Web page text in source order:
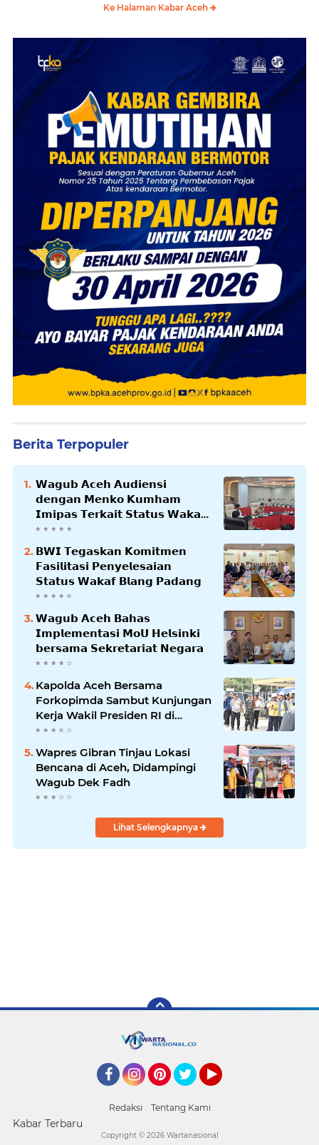
Ke Halaman Kabar Aceh
Berita Terpopuler
𝗪𝗮𝗴𝘂𝗯 𝗔𝗰𝗲𝗵 𝗔𝘂𝗱𝗶𝗲𝗻𝘀𝗶
𝗱𝗲𝗻𝗴𝗮𝗻 𝗠𝗲𝗻𝗸𝗼 𝗞𝘂𝗺𝗵𝗮𝗺
𝗜𝗺𝗶𝗽𝗮𝘀 𝗧𝗲𝗿𝗸𝗮𝗶𝘁 𝗦𝘁𝗮𝘁𝘂𝘀 𝗪𝗮𝗸𝗮𝗳
𝗕𝗹𝗮𝗻𝗴𝗽𝗮𝗱𝗮𝗻𝗴
𝗕𝗪𝗜 𝗧𝗲𝗴𝗮𝘀𝗸𝗮𝗻 𝗞𝗼𝗺𝗶𝘁𝗺𝗲𝗻
𝗙𝗮𝘀𝗶𝗹𝗶𝘁𝗮𝘀𝗶 𝗣𝗲𝗻𝘆𝗲𝗹𝗲𝘀𝗮𝗶𝗮𝗻
𝗦𝘁𝗮𝘁𝘂𝘀 𝗪𝗮𝗸𝗮𝗳 𝗕𝗹𝗮𝗻𝗴 𝗣𝗮𝗱𝗮𝗻𝗴
𝗪𝗮𝗴𝘂𝗯 𝗔𝗰𝗲𝗵 𝗕𝗮𝗵𝗮𝘀
𝗜𝗺𝗽𝗹𝗲𝗺𝗲𝗻𝘁𝗮𝘀𝗶 𝗠𝗼𝗨 𝗛𝗲𝗹𝘀𝗶𝗻𝗸𝗶
𝗯𝗲𝗿𝘀𝗮𝗺𝗮 𝗦𝗲𝗸𝗿𝗲𝘁𝗮𝗿𝗶𝗮𝘁 𝗡𝗲𝗴𝗮𝗿𝗮
Kapolda Aceh Bersama
Forkopimda Sambut Kunjungan
Kerja Wakil Presiden RI di
Kabupaten Bireuen
Wapres Gibran Tinjau Lokasi
Bencana di Aceh, Didampingi
Wagub Dek Fadh
Lihat Selengkapnya
Redaksi Tentang Kami
Kabar Terbaru
Copyright © 2026 Wartanasional